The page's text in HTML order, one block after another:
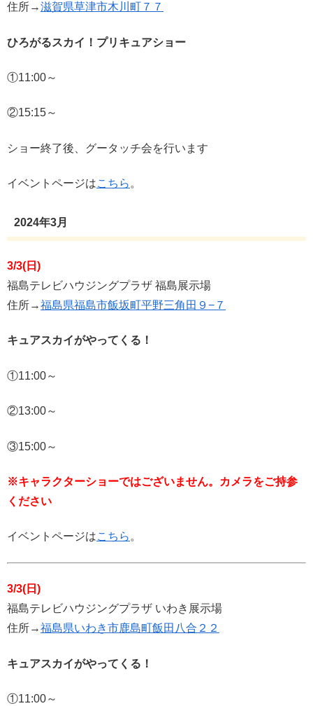
住所→滋賀県草津市木川町７７
ひろがるスカイ！プリキュアショー
①11:00～
②15:15～
ショー終了後、グータッチ会を行います
イベントページはこちら 。
2024年3月
3/3(日)
福島テレビハウジングプラザ 福島展示場
住所→福島県福島市飯坂町平野三角田９−７
キュアスカイがやってくる！
①11:00～
②13:00～
③15:00～
※キャラクターショーではございません。カメラをご持参
ください
イベントページはこちら。
3/3(日)
福島テレビハウジングプラザ いわき展示場
住所→福島県いわき市鹿島町飯田八合２２
キュアスカイがやってくる！
①11:00～